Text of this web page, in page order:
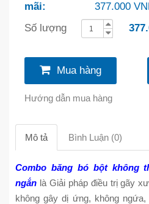
mãi:
377.000
Số lượng
Mua hàng
Hướng dẫn mua hàng
Mô tả Bình Luận (0)
Combo băng bó bột không
ngắn là Giải pháp điều trị gãy
không gây dị ứng, không